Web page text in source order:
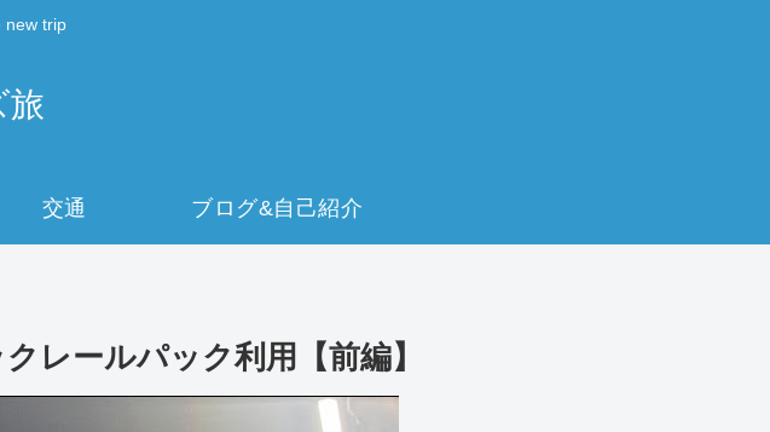
new trip
旅
交通 ブログ&自己紹介
レールパック利用【前編】